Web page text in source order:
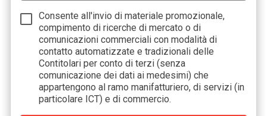
Consente all'invio di materiale promozionale,
compimento di ricerche di mercato o di
comunicazioni commerciali con modalità di
contatto automatizzate e tradizionali delle
Contitolari per conto di terzi (senza
comunicazione dei dati ai medesimi) che
appartengono al ramo manifatturiero, di servizi (in
particolare ICT) e di commercio.